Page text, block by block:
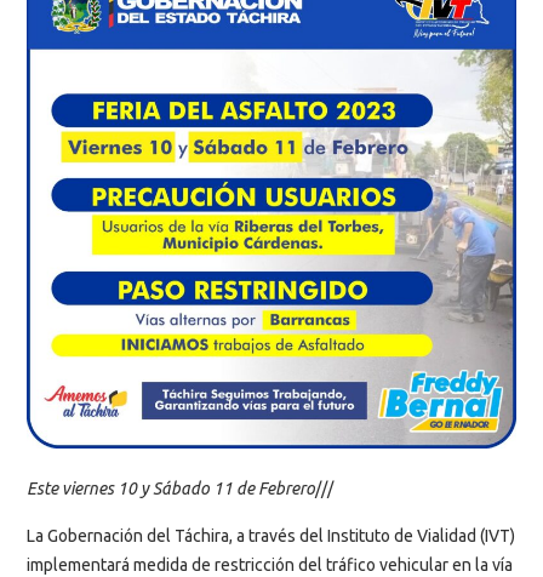
Este viernes 10 y Sábado 11 de Febrero///
La Gobernación del Táchira, a través del Instituto de Vialidad (IVT)
implementará medida de restricción del tráfico vehicular en la vía